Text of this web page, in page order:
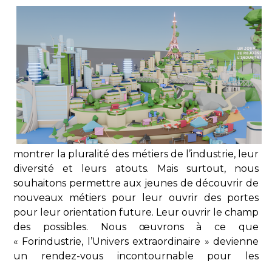
montrer la pluralité des métiers de l’industrie, leur
diversité et leurs atouts. Mais surtout, nous
souhaitons permettre aux jeunes de découvrir de
nouveaux métiers pour leur ouvrir des portes
pour leur orientation future. Leur ouvrir le champ
des possibles. Nous œuvrons à ce que
« Forindustrie, l’Univers extraordinaire » devienne
un rendez-vous incontournable pour les